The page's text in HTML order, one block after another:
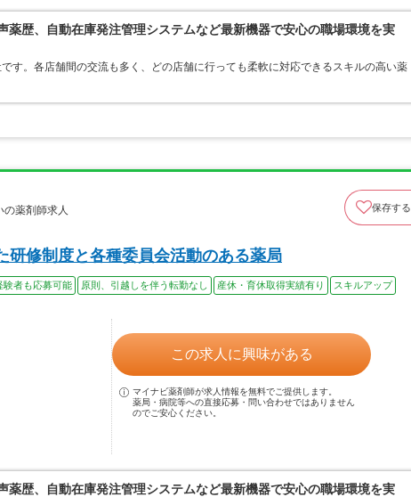
薬歴、自動在庫発注管理システムなど最新機器で安心の職場環境を実
す。各店舗間の交流も多く、どの店舗に行っても柔軟に対応できるスキルの高い薬
薬剤師求人
保存する
研修制度と各種委員会活動のある薬局
験者も応募可能 原則、引越しを伴う転勤なし 産休・育休取得実績有り
スキルアップ
この求人に興味がある
マイナビ薬剤師が求人情報を無料でご提供します。
薬局・病院等への直接応募・問い合わせではありません
のでご安心ください。
薬歴、自動在庫発注管理システムなど最新機器で安心の職場環境を実